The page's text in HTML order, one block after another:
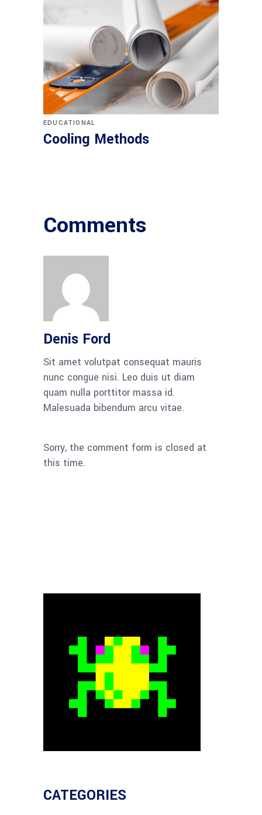
EDUCATIONAL
Cooling Methods
Comments
Denis Ford
Sit amet volutpat consequat mauris
nunc congue nisi. Leo duis ut diam
quam nulla porttitor massa id.
Malesuada bibendum arcu vitae.
Sorry, the comment form is closed at
this time.
CATEGORIES